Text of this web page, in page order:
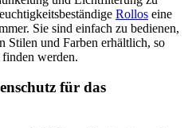
Rollos eine
Sie sind einfach zu bedienen,
Stilen und Farben erhältlich, so
finden werden.
für das